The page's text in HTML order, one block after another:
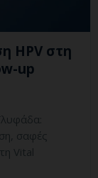
HPV στη
up
σαφές
Vital